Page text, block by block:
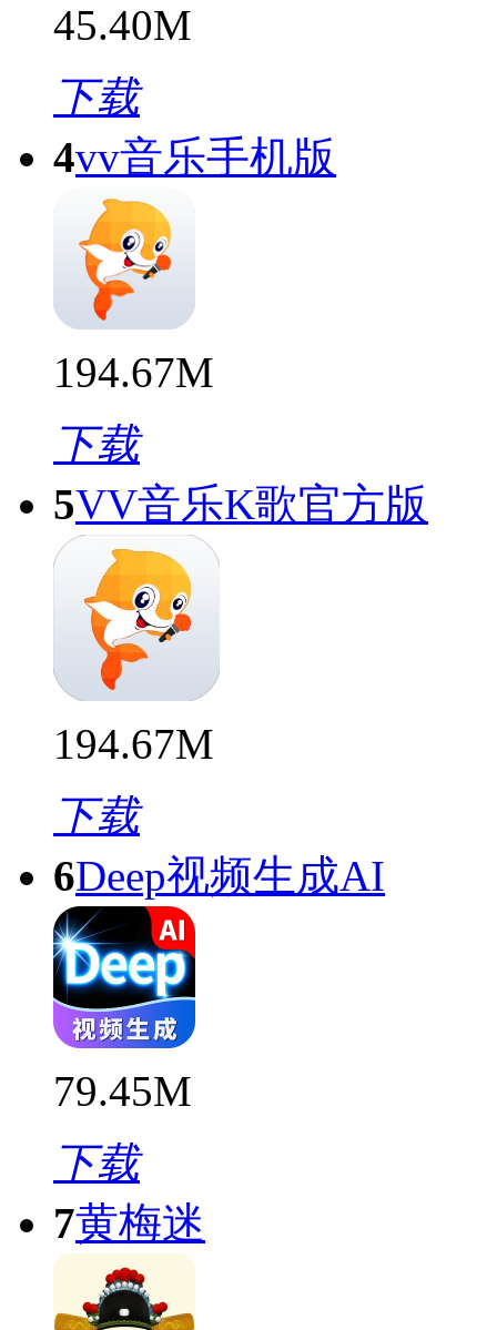
45.40M
下载
4vv音乐手机版
194.67M
下载
5VV音乐K歌官方版
194.67M
下载
6Deep视频生成AI
79.45M
下载
7黄梅迷